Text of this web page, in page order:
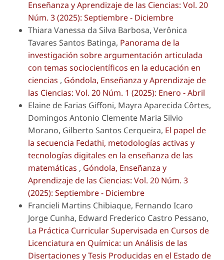
Enseñanza y Aprendizaje de las Ciencias: Vol. 20
Núm. 3 (2025): Septiembre - Diciembre
Thiara Vanessa da Silva Barbosa, Verônica
Tavares Santos Batinga, Panorama de la
investigación sobre argumentación articulada
con temas sociocientíficos en la educación en
ciencias , Góndola, Enseñanza y Aprendizaje de
las Ciencias: Vol. 20 Núm. 1 (2025): Enero - Abril
Elaine de Farias Giffoni, Mayra Aparecida Côrtes,
Domingos Antonio Clemente Maria Silvio
Morano, Gilberto Santos Cerqueira, El papel de
la secuencia Fedathi, metodologías activas y
tecnologías digitales en la enseñanza de las
matemáticas , Góndola, Enseñanza y
Aprendizaje de las Ciencias: Vol. 20 Núm. 3
(2025): Septiembre - Diciembre
Francieli Martins Chibiaque, Fernando Icaro
Jorge Cunha, Edward Frederico Castro Pessano,
La Práctica Curricular Supervisada en Cursos de
Licenciatura en Química: un Análisis de las
Disertaciones y Tesis Producidas en el Estado de